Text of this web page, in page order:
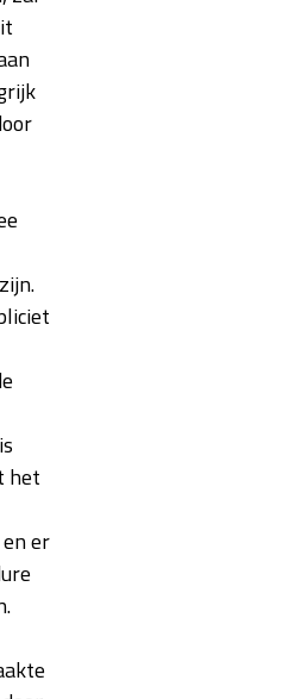
het
er